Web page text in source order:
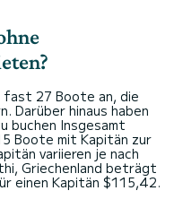
fast 27 Boote an, die
Darüber hinaus haben
buchen Insgesamt
Boote mit Kapitän zur
variieren je nach
Griechenland beträgt
einen Kapitän $115,42.